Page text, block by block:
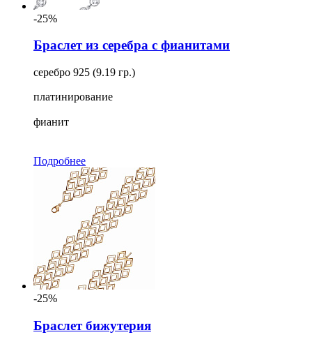
-25%
Браслет из серебра с фианитами
серебро 925 (9.19 гр.)
платинирование
фианит
Подробнее
-25%
Браслет бижутерия